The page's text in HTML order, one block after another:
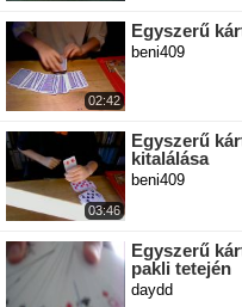
02:42
Egyszerű
beni409
03:46
Egyszerű
kitalálása
beni409
Egyszerű
pakli tetején
daydd